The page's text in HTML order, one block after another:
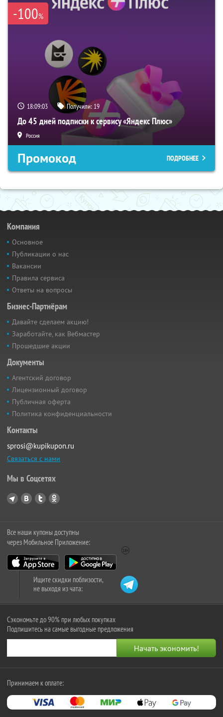
-100%
18:09:02 Получили: 19
До 45 дней подписки к сервису «Яндекс Плюс»
Россия
Промокод ПОДРОБНЕЕ
Компания
Основное
Публикации о нас
Вакансии
Правила сервиса
Ответы на вопросы
Бизнес-Партнёрам
Давайте сделаем акцию!
Заработайте, как Вебмастер
Прошедшие акции
Документы
Агентский договор
Лицензионный договор
Публичная оферта
Политика конфиденциальности
Контакты
sprosi@kupikupon.ru
Связаться с нами
Мы в Соцсетях
Все наши купоны доступны
через Мобильное Приложение:
Ищите скидки поблизости,
не выходя из чата:
Сэкономьте до 90% при любых покупках
Подпишитесь на самые выгодные предложения
Принимаем к оплате: